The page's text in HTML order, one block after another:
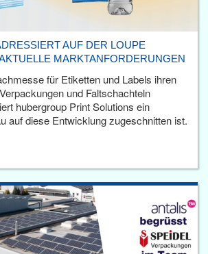
AUF DER LOUPE
MARKTANFORDERUNGEN
für Etiketten und Labels ihren
und Faltschachteln
hubergroup Print Solutions ein
auf diese Entwicklung zugeschnitten ist.